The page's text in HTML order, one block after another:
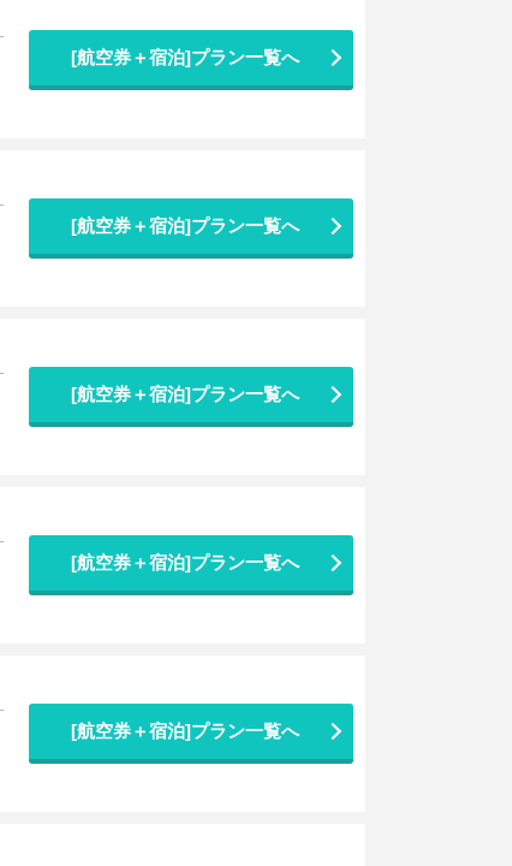
[航空券＋宿泊]プラン一覧へ
[航空券＋宿泊]プラン一覧へ
[航空券＋宿泊]プラン一覧へ
[航空券＋宿泊]プラン一覧へ
[航空券＋宿泊]プラン一覧へ